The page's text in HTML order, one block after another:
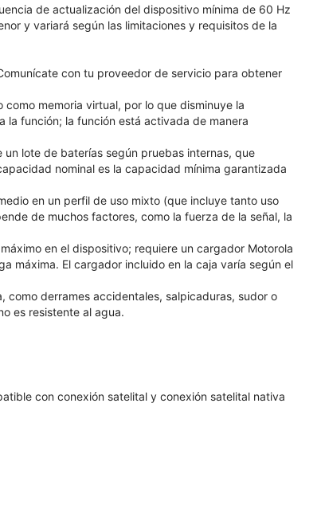
de actualización del dispositivo mínima de 60 Hz
y variará según las limitaciones y requisitos de la
con tu proveedor de servicio para obtener
memoria virtual, por lo que disminuye la
la función; la función está activada de manera
lote de baterías según pruebas internas, que
nominal es la capacidad mínima garantizada
en un perfil de uso mixto (que incluye tanto uso
de muchos factores, como la fuerza de la señal, la
en el dispositivo; requiere un cargador Motorola
máxima. El cargador incluido en la caja varía según el
como derrames accidentales, salpicaduras, sudor o
es resistente al agua.
con conexión satelital y conexión satelital nativa